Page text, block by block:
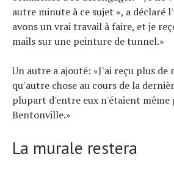
autre minute à ce sujet », a déclaré
avons un vrai travail à faire, et je
mails sur une peinture de tunnel.»
Un autre a ajouté: «J'ai reçu plus de
qu'autre chose au cours de la
plupart d'entre eux n'étaient même
Bentonville.»
La murale restera